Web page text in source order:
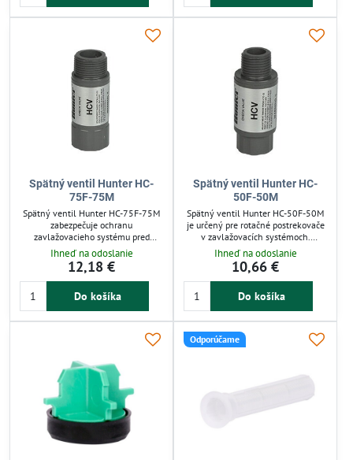
závlahových systémov.
Kompatibilný s rôznymi typmi
trysiek, zvyšuje spoľahlivosť
zavlažovania a šetrí vodu.
Spätný ventil Hunter HC-
75F-75M
Spätný ventil Hunter HC-75F-75M
zabezpečuje ochranu
zavlažovacieho systému pred
spätným tokom vody. Vďaka
nastaviteľnej kompenzácii
prevýšenia až do 11 m udržiava
stabilný tlak a optimalizuje funkciu
rotačných postrekovačov.
vonkajším závitom 3/4“ je vhodná
Ihneď na odoslanie
12,18 €
Do košíka
Spätný ventil Hunter HC-
50F-50M
Spätný ventil Hunter HC-50F-50M
je určený pre rotačné postrekovače
v zavlažovacích systémoch.
Umožňuje nastavenie kompenzácie
prevýšenia až do 11 metrov, čím
zabezpečuje rovnomerný prietok
vody v rôznych výškach terénu. Má
univerzálne 1/2" závity pre
konštrukciu proti korózii a tlakovým
výkyvom. Ventil zlepšuje efektivitu
závlahy a chráni systém pred
Ihneď na odoslanie
10,66 €
Do košíka
Odporúčame